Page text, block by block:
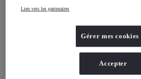
Accélération 0-100km/h
Roues
Lien vers les partenaires
Gérer mes cookies
Accepter